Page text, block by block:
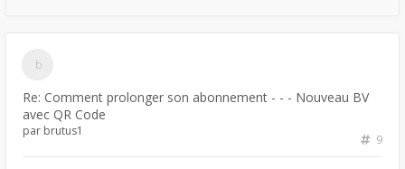
Re: Comment prolonger son abonnement - - - Nouveau BV
avec QR Code
9
par brutus1